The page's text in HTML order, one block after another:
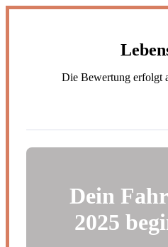
Zum
Die Bewertung erfolgt
Dein
2025